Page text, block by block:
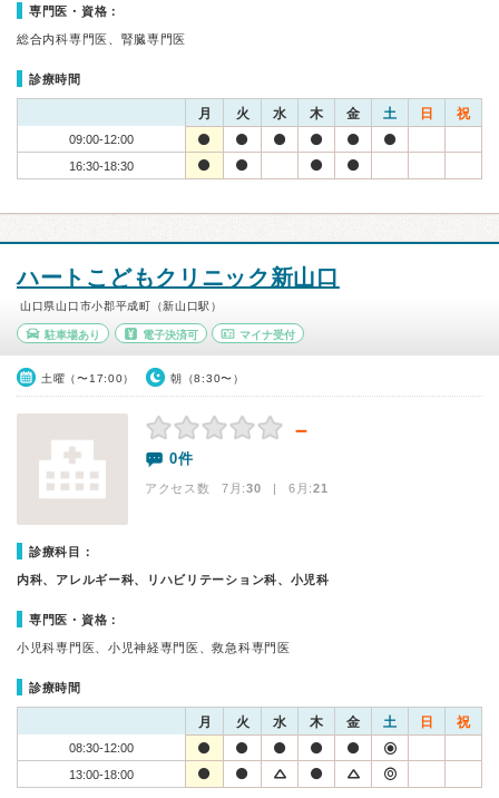
専門医・資格：
総合内科専門医、腎臓専門医
診療時間
月 火 水 木 金 土 日 祝
09:00-12:00
16:30-18:30
ハートこどもクリニック新山口
山口県山口市小郡平成町（新山口駅）
駐車場あり 電子決済可 マイナ受付
土曜（〜17:00） 朝（8:30〜）
－
0件
アクセス数 7月:30 | 6月:21
診療科目：
内科、アレルギー科、リハビリテーション科、小児科
専門医・資格：
小児科専門医、小児神経専門医、救急科専門医
診療時間
月 火 水 木 金 土 日 祝
08:30-12:00
13:00-18:00